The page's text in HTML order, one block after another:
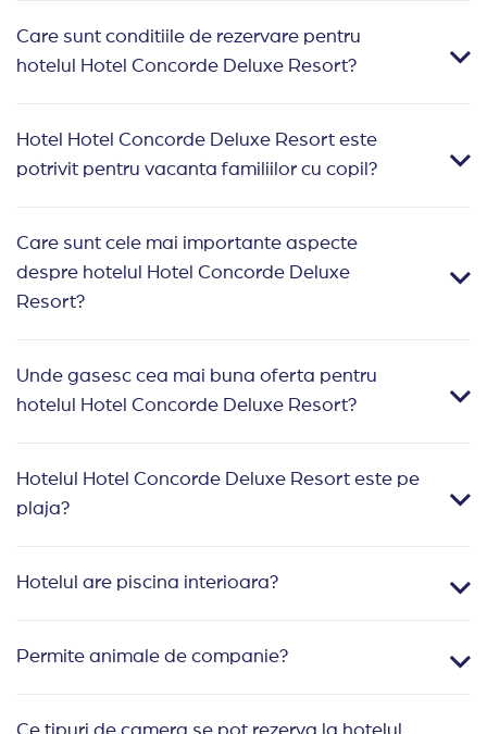
Care sunt conditiile de rezervare pentru
hotelul Hotel Concorde Deluxe Resort?
Hotel Hotel Concorde Deluxe Resort este
potrivit pentru vacanta familiilor cu copil?
Care sunt cele mai importante aspecte
despre hotelul Hotel Concorde Deluxe
Resort?
Unde gasesc cea mai buna oferta pentru
hotelul Hotel Concorde Deluxe Resort?
Hotelul Hotel Concorde Deluxe Resort este pe
plaja?
Hotelul are piscina interioara?
Permite animale de companie?